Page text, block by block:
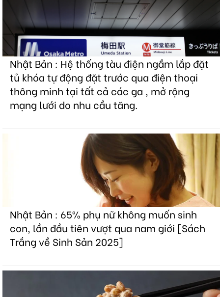
Nhật Bản : Hệ thống tàu điện ngầm lắp đặt
tủ khóa tự động đặt trước qua điện thoại
thông minh tại tất cả các ga , mở rộng
mạng lưới do nhu cầu tăng.
Nhật Bản : 65% phụ nữ không muốn sinh
con, lần đầu tiên vượt qua nam giới [Sách
Trắng về Sinh Sản 2025]